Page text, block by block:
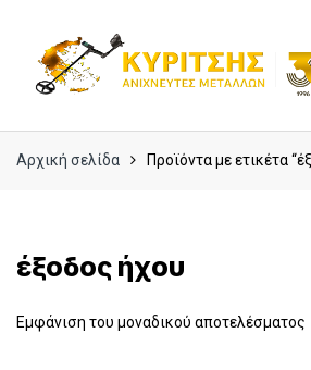
navigation
content
Αρχική σελίδα Προϊόντα με ετικέτα
έξοδος ήχου
Εμφάνιση του μοναδικού αποτελέσματος